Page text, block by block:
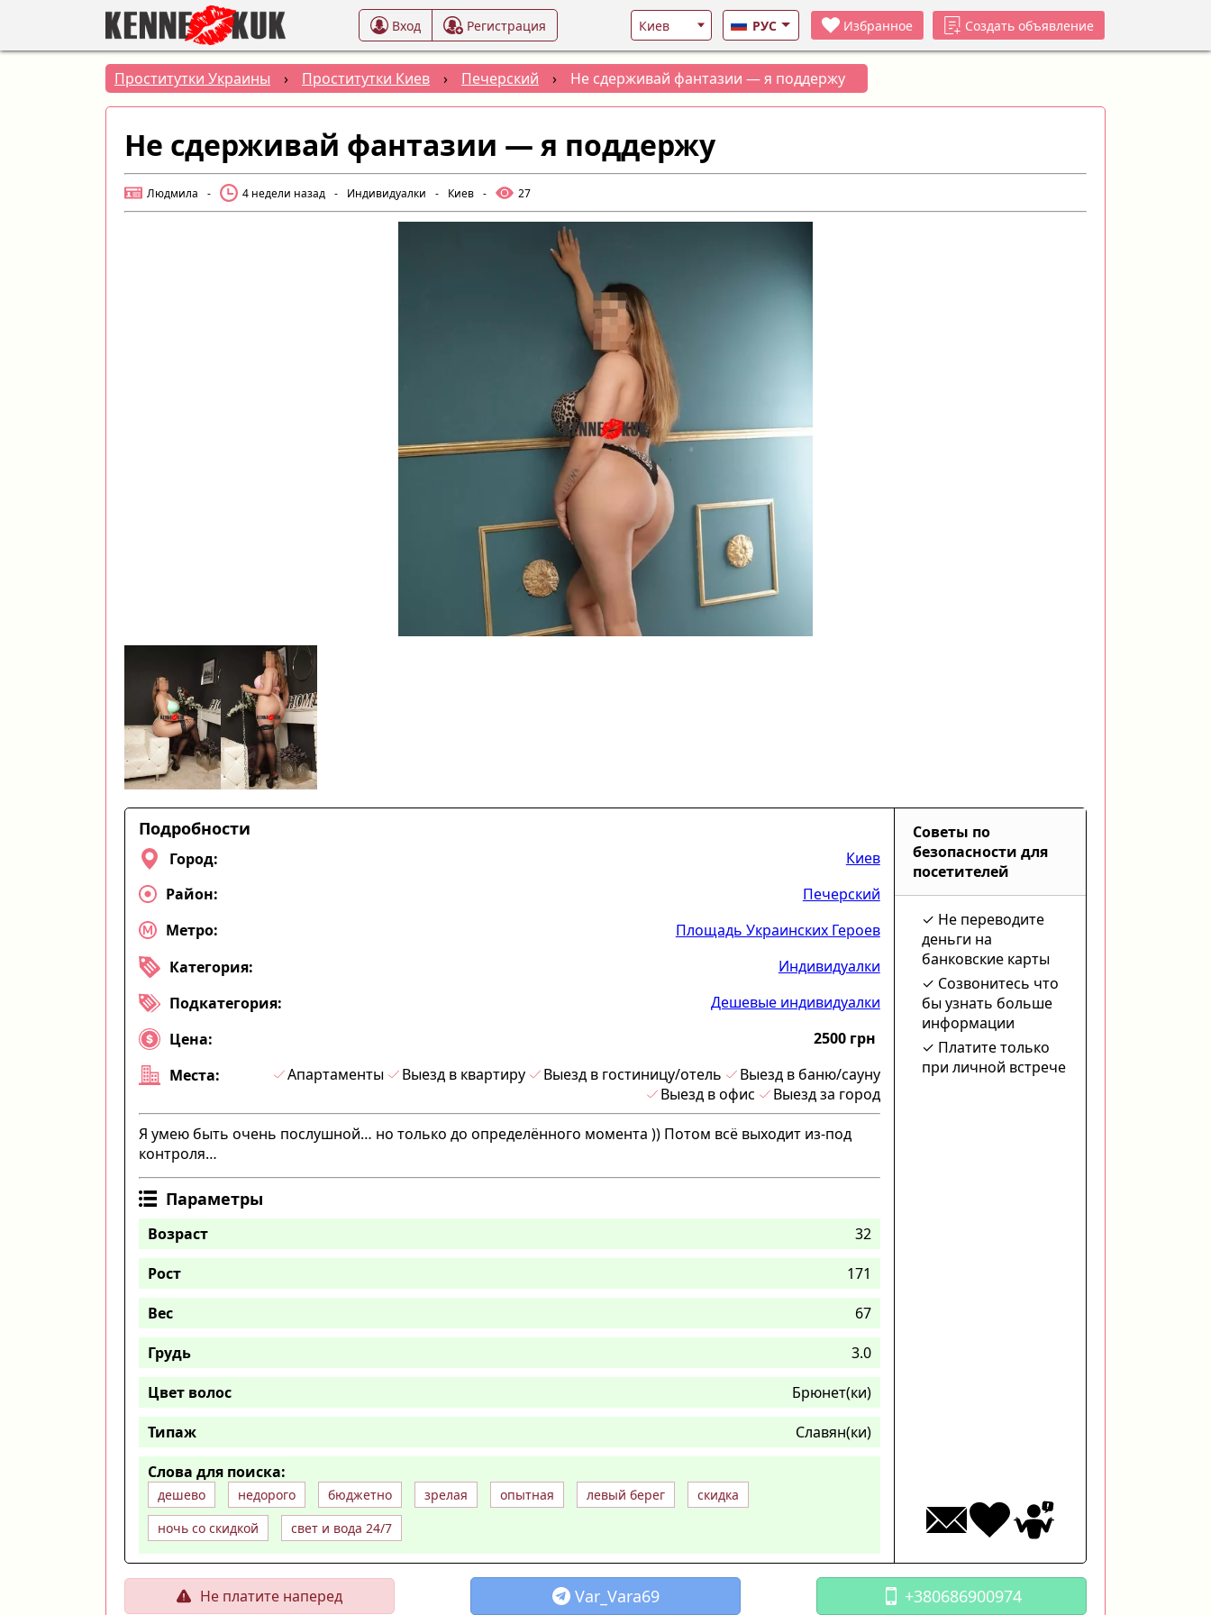
Вход Регистрация РУС Избранное Создать объявление
Проститутки Украины › Проститутки Киев › Печерский › Не сдерживай фантазии — я поддержу
Не сдерживай фантазии — я поддержу
Людмила - 4 недели назад - Индивидуалки - Киев - 27
Подробности
Город:
Киев
Район:
Печерский
Метро:
Площадь Украинских Героев
Категория:
Индивидуалки
Подкатегория:
Дешевые индивидуалки
Цена:
2500 грн
Места:
Апартаменты Выезд в квартиру Выезд в гостиницу/отель
Выезд в баню/сауну
Выезд в офис
Выезд за город
Я умею быть очень послушной… но только до определённого момента )) Потом всё выходит из-под
контроля…
Параметры
Возраст
32
Рост
171
Вес
67
Грудь
3.0
Цвет волос
Брюнет(ки)
Типаж
Славян(ки)
Слова для поиска:
дешево недорого бюджетно зрелая опытная левый берег
скидка
ночь со скидкой
свет и вода 24/7
Советы по
безопасности для
посетителей
Не переводите
деньги на
банковские карты
Созвонитесь что
бы узнать больше
информации
Платите только
при личной встрече
Не платите наперед Var_Vara69 +380686900974